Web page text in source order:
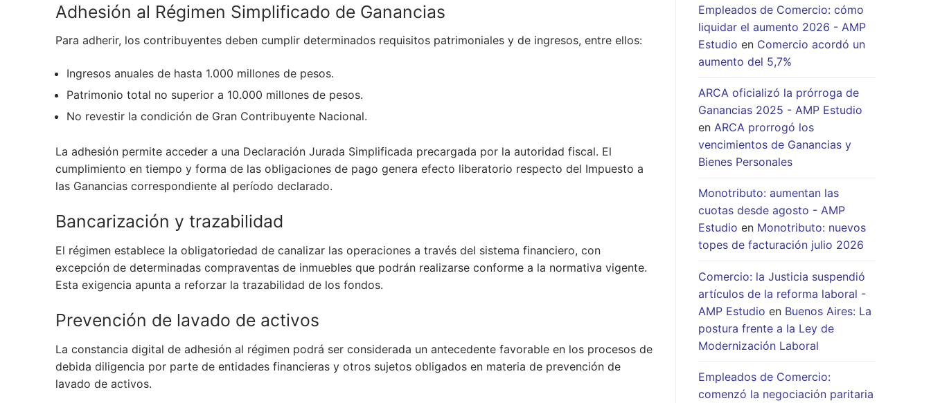
Adhesión al Régimen Simplificado de Ganancias
Para adherir, los contribuyentes deben cumplir determinados requisitos patrimoniales y de ingresos, entre ellos:
Ingresos anuales de hasta 1.000 millones de pesos.
Patrimonio total no superior a 10.000 millones de pesos.
No revestir la condición de Gran Contribuyente Nacional.
La adhesión permite acceder a una Declaración Jurada Simplificada precargada por la autoridad fiscal. El
cumplimiento en tiempo y forma de las obligaciones de pago genera efecto liberatorio respecto del Impuesto a
las Ganancias correspondiente al período declarado.
Bancarización y trazabilidad
El régimen establece la obligatoriedad de canalizar las operaciones a través del sistema financiero, con
excepción de determinadas compraventas de inmuebles que podrán realizarse conforme a la normativa vigente.
Esta exigencia apunta a reforzar la trazabilidad de los fondos.
Prevención de lavado de activos
La constancia digital de adhesión al régimen podrá ser considerada un antecedente favorable en los procesos de
debida diligencia por parte de entidades financieras y otros sujetos obligados en materia de prevención de
lavado de activos.
Empleados de Comercio: cómo
liquidar el aumento 2026 - AMP
Estudio en Comercio acordó un
aumento del 5,7%
ARCA oficializó la prórroga de
Ganancias 2025 - AMP Estudio
en ARCA prorrogó los
vencimientos de Ganancias y
Bienes Personales
Monotributo: aumentan las
cuotas desde agosto - AMP
Estudio en Monotributo: nuevos
topes de facturación julio 2026
Comercio: la Justicia suspendió
artículos de la reforma laboral -
AMP Estudio en Buenos Aires: La
postura frente a la Ley de
Modernización Laboral
Empleados de Comercio:
comenzó la negociación paritaria